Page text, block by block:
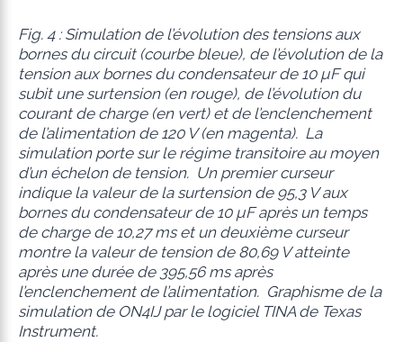
Fig. 4 : Simulation de l’évolution des tensions aux
bornes du circuit (courbe bleue), de l’évolution de la
tension aux bornes du condensateur de 10 µF qui
subit une surtension (en rouge), de l’évolution du
courant de charge (en vert) et de l’enclenchement
de l’alimentation de 120 V (en magenta). La
simulation porte sur le régime transitoire au moyen
d’un échelon de tension. Un premier curseur
indique la valeur de la surtension de 95,3 V aux
bornes du condensateur de 10 µF après un temps
de charge de 10,27 ms et un deuxième curseur
montre la valeur de tension de 80,69 V atteinte
après une durée de 395,56 ms après
l’enclenchement de l’alimentation. Graphisme de la
simulation de ON4IJ par le logiciel TINA de Texas
Instrument.